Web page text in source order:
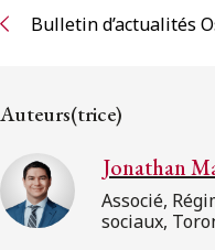
Réseau des anciens
ENGLISH
S’abonner aux articles
Bulletin d’actualités
Auteurs(trice)
Jonathan
Associé,
sociaux,